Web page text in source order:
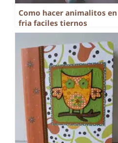
Como hacer animalitos
fria faciles tiernos